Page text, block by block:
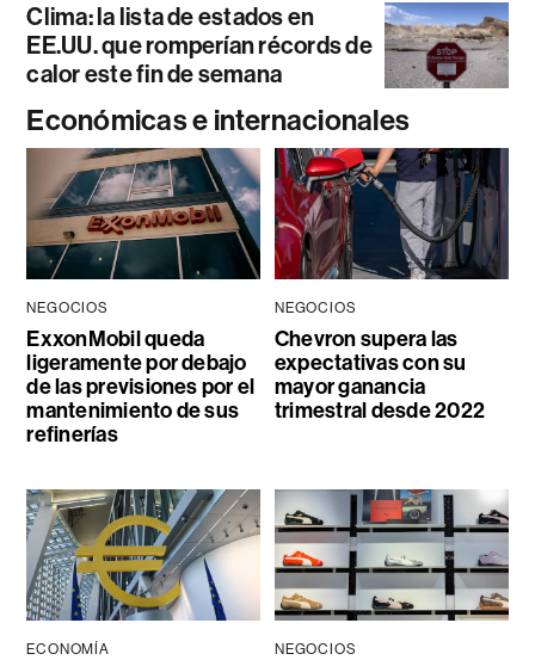
Clima: la lista de estados en
EE.UU. que romperían récords de
calor este fin de semana
Económicas e internacionales
NEGOCIOS
ExxonMobil queda
ligeramente por debajo
de las previsiones por el
mantenimiento de sus
refinerías
NEGOCIOS
Chevron supera las
expectativas con su
mayor ganancia
trimestral desde 2022
ECONOMÍA NEGOCIOS